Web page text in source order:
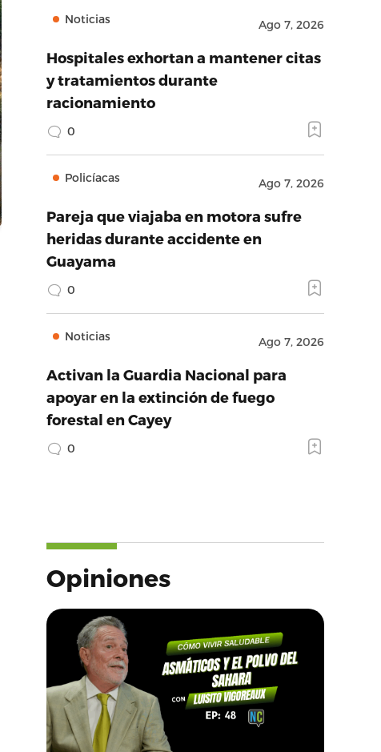
Noticias Ago 7, 2026
Hospitales exhortan a mantener citas
y tratamientos durante
racionamiento
0
Policíacas Ago 7, 2026
Pareja que viajaba en motora sufre
heridas durante accidente en
Guayama
0
Noticias Ago 7, 2026
Activan la Guardia Nacional para
apoyar en la extinción de fuego
forestal en Cayey
0
Opiniones